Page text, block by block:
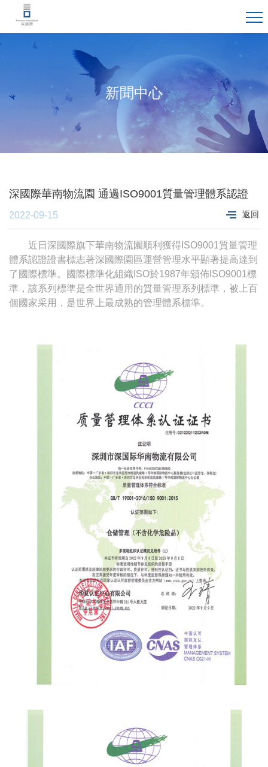
新聞中心
深國際華南物流園 通過ISO9001質量管理體系認證
2022-09-15 返回
近日深國際旗下華南物流園順利獲得ISO9001質量管理
體系認證證書標志著深國際園區運營管理水平顯著提高達到
了國際標準。國際標準化組織ISO於1987年頒佈ISO9001標
準，該系列標準是全世界通用的質量管理系列標準，被上百
個國家采用，是世界上最成熟的管理體系標準。